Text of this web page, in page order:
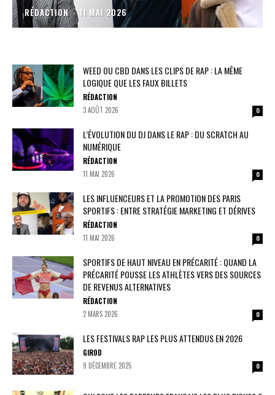
RÉDACTION - 11 MAI 2026
WEED OU CBD DANS LES CLIPS DE RAP : LA MÊME
LOGIQUE QUE LES FAUX BILLETS
RÉDACTION
3 AOÛT 2026
0
L’ÉVOLUTION DU DJ DANS LE RAP : DU SCRATCH AU
NUMÉRIQUE
RÉDACTION
11 MAI 2026
0
LES INFLUENCEURS ET LA PROMOTION DES PARIS
SPORTIFS : ENTRE STRATÉGIE MARKETING ET DÉRIVES
RÉDACTION
11 MAI 2026
0
SPORTIFS DE HAUT NIVEAU EN PRÉCARITÉ : QUAND LA
PRÉCARITÉ POUSSE LES ATHLÈTES VERS DES SOURCES
DE REVENUS ALTERNATIVES
RÉDACTION
2 MARS 2026
0
LES FESTIVALS RAP LES PLUS ATTENDUS EN 2026
GIROD
9 DÉCEMBRE 2025
0